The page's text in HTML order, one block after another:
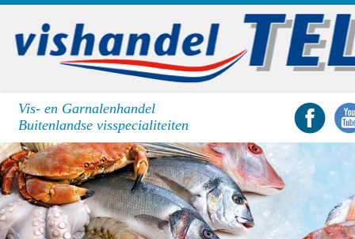
Vis- en Garnalenhandel
Buitenlandse visspecialiteiten